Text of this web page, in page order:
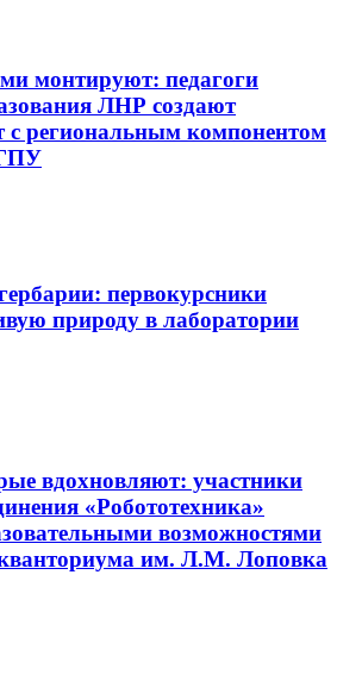
монтируют: педагоги
ЛНР создают
с региональным компонентом
первокурсники
природу в лаборатории
вдохновляют: участники
«Робототехника»
возможностями
кванториума им. Л.М. Лоповка